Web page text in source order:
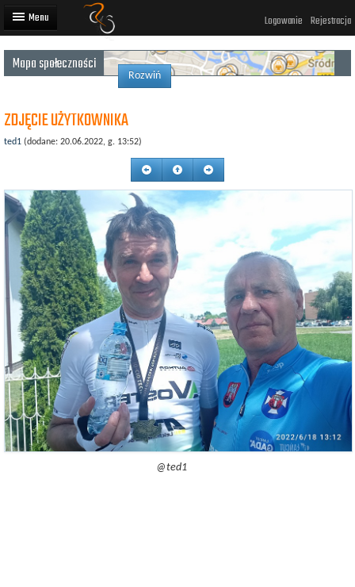
Logowanie Rejestracja
Artykuły
Wyścigi rowerowe
Dodaj
Mapa społeczności
Rozwiń
ZDJĘCIE UŻYTKOWNIKA
ted1 (dodane: 20.06.2022, g. 13:52)
@ted1